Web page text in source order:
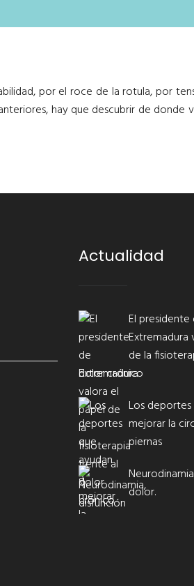
por el roce de la rotula, por
hay que descubrir de
Actualidad
El presidente
Extremadura
de la
dolor crónico
Los
mejorar la
piernas
dolor.